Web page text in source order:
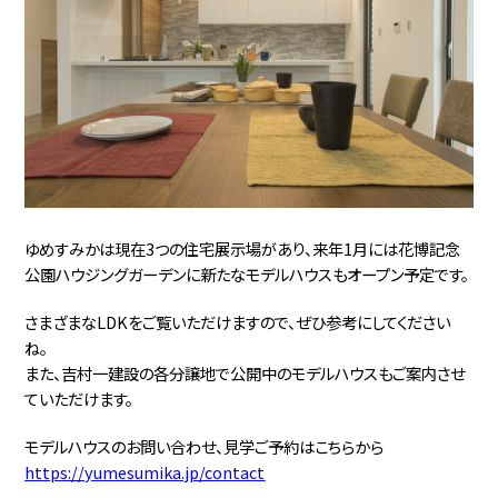
ゆめすみかは現在3つの住宅展示場があり、来年1月には花博記念
公園ハウジングガーデンに新たなモデルハウスもオープン予定です。
さまざまなLDKをご覧いただけますので、ぜひ参考にしてください
ね。
また、吉村一建設の各分譲地で公開中のモデルハウスもご案内させ
ていただけます。
モデルハウスのお問い合わせ、見学ご予約はこちらから
https://yumesumika.jp/contact